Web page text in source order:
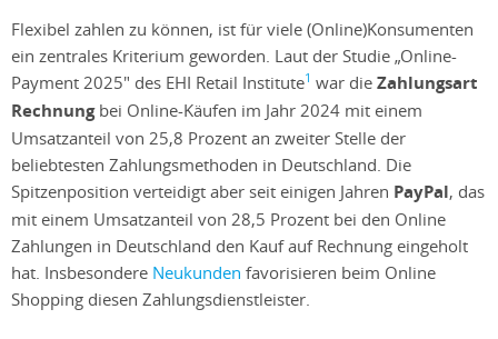
Flexibel zahlen zu können, ist für viele (Online)Konsumenten
ein zentrales Kriterium geworden. Laut der Studie „Online-
Payment 2025" des EHI Retail Institute1 war die Zahlungsart
Rechnungbei Online-Käufen im Jahr 2024 mit einem
Umsatzanteil von 25,8 Prozent an zweiter Stelle der
beliebtesten Zahlungsmethoden in Deutschland. Die
Spitzenposition verteidigt aber seit einigen Jahren PayPal, das
mit einem Umsatzanteil von 28,5 Prozent bei den Online
Zahlungen in Deutschland den Kauf auf Rechnung eingeholt
hat. Insbesondere Neukunden favorisieren beim Online
Shopping diesen Zahlungsdienstleister.